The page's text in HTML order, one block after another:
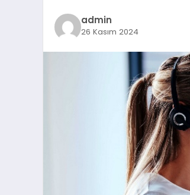
admin
26 Kasım 2024